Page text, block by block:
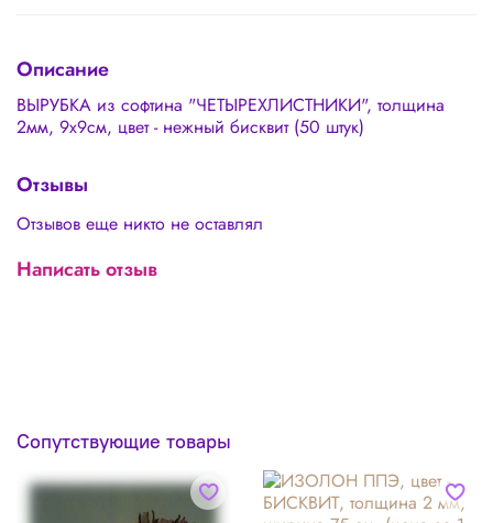
Описание
ВЫРУБКА из софтина "ЧЕТЫРЕХЛИСТНИКИ", толщина
2мм, 9х9см, цвет - нежный бисквит (50 штук)
Отзывы
Отзывов еще никто не оставлял
Написать отзыв
Сопутствующие товары